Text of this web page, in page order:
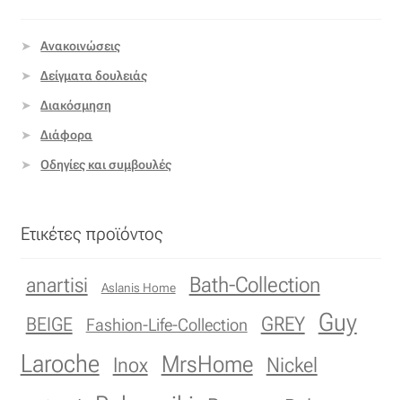
Οργάντζα με κέντημα
Οργάντζα με φλοκ
Σενίλ
Ανακοινώσεις
Δείγματα δουλειάς
Διακόσμηση
Διάφορα
Οδηγίες και συμβουλές
Ετικέτες προϊόντος
anartisi Aslanis Home Bath-Collection
BEIGE Fashion-Life-Collection GREY
Guy
Laroche
Inox MrsHome
Nickel